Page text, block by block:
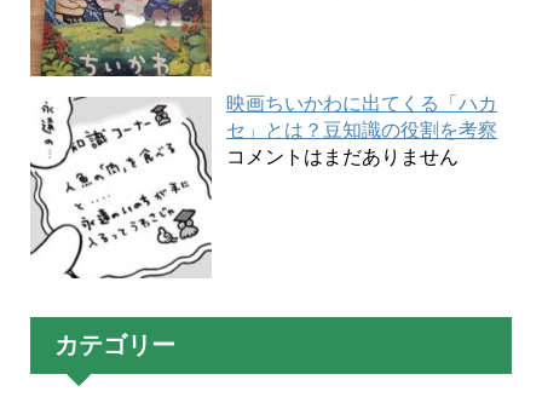
映画ちいかわに出てくる「ハカ
セ」とは？豆知識の役割を考察
コメントはまだありません
カテゴリー